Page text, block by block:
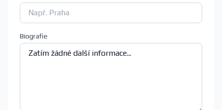
Biografie